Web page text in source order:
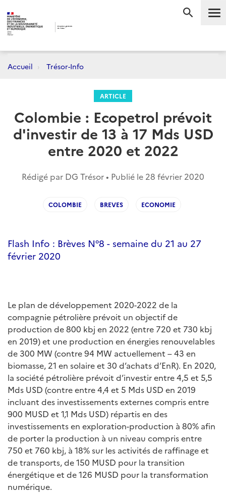
Accueil Trésor-Info
ARTICLE
Colombie : Ecopetrol prévoit
d'investir de 13 à 17 Mds USD
entre 2020 et 2022
Rédigé par DG Trésor • Publié le 28 février 2020
COLOMBIE BREVES ECONOMIE
Flash Info : Brèves N°8 - semaine du 21 au 27
février 2020
Le plan de développement 2020-2022 de la
compagnie pétrolière prévoit un objectif de
production de 800 kbj en 2022 (entre 720 et 730 kbj
en 2019) et une production en énergies renouvelables
de 300 MW (contre 94 MW actuellement – 43 en
biomasse, 21 en solaire et 30 d’achats d’EnR). En 2020,
la société pétrolière prévoit d’investir entre 4,5 et 5,5
Mds USD (contre entre 4,4 et 5 Mds USD en 2019
incluant des investissements externes compris entre
900 MUSD et 1,1 Mds USD) répartis en des
investissements en exploration-production à 80% afin
de porter la production à un niveau compris entre
750 et 760 kbj, à 18% sur les activités de raffinage et
de transports, de 150 MUSD pour la transition
énergétique et de 126 MUSD pour la transformation
numérique.